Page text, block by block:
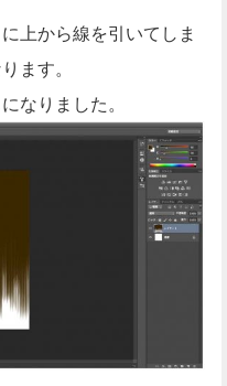
上から線を引いてしま
ます。
なりました。